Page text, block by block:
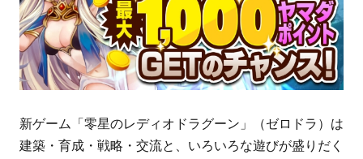
新ゲーム「零星のレディオドラグーン」（ゼロドラ）は
建築・育成・戦略・交流と、いろいろな遊びが盛りだく